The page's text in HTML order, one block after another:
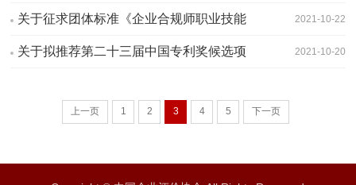
标准》团体标准的公告
关于征求团体标准《企业合规师职业技能
评价标准》意见的函
2021-10-22
关于拟推荐第二十三届中国专利奖候选项 2021-10-20
上一页 1 2 3 4 5 下一页